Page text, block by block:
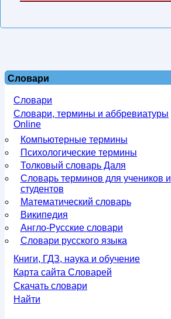
Словари
Словари
Словари, термины и аббревиатуры
Online
Компьютерные термины
Психологические термины
Толковый словарь Даля
Словарь терминов для учеников и
студентов
Математический словарь
Википедия
Англо-Русские словари
Словари русского языка
Книги, ГДЗ, наука и обучение
Карта сайта Словарей
Скачать словари
Найти